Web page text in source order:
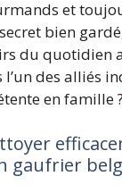
et
bien
du quotidien
l’un des alliés
en famille ?
gaufrier